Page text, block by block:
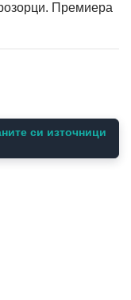
Премиера
си източници